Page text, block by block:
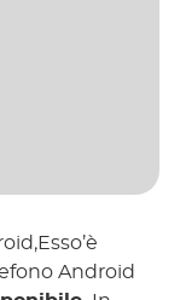
Android